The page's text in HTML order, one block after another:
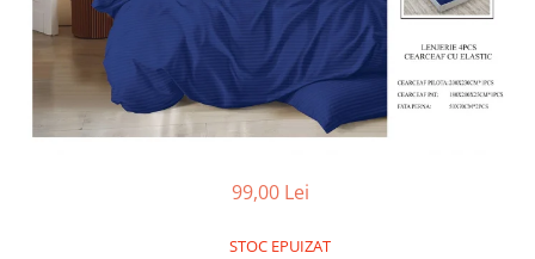
99,00 Lei
STOC EPUIZAT